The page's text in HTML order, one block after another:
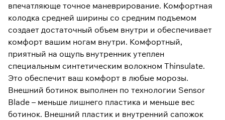
впечатляюще точное маневрирование. Комфортная
колодка средней ширины со средним подъемом
создает достаточный объем внутри и обеспечивает
комфорт вашим ногам внутри. Комфортный,
приятный на ощупь внутренник утеплен
специальным синтетическим волокном Thinsulate.
Это обеспечит ваш комфорт в любые морозы.
Внешний ботинок выполнен по технологии Sensor
Blade – меньше лишнего пластика и меньше вес
ботинок. Внешний пластик и внутренний сапожок